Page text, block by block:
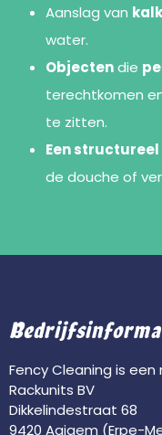
Aanslag van kalk
water.
Objectendie
terechtkomen
te zitten.
Een
de douche of
Fency Cleaning is een
Rackunits BV
Dikkelindestraat 68
9420 Aaigem (Erpe-